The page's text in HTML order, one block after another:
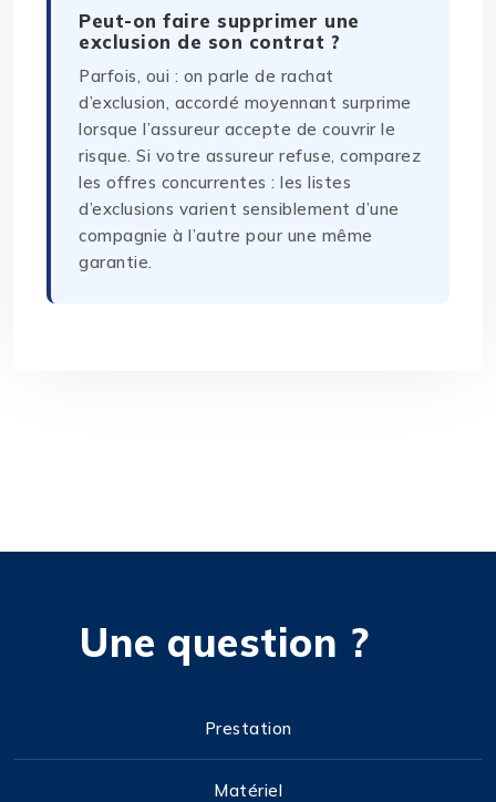
Peut-on faire supprimer une
exclusion de son contrat ?
Parfois, oui : on parle de rachat
d’exclusion, accordé moyennant surprime
lorsque l’assureur accepte de couvrir le
risque. Si votre assureur refuse, comparez
les offres concurrentes : les listes
d’exclusions varient sensiblement d’une
compagnie à l’autre pour une même
garantie.
Une question ?
Prestation
Matériel